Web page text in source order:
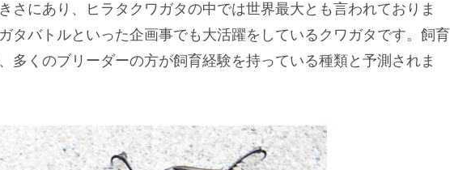
さにあり、ヒラタクワガタの中では世界最大とも言われておりま
タバトルといった企画事でも大活躍をしているクワガタです。飼育
多くのブリーダーの方が飼育経験を持っている種類と予測されま